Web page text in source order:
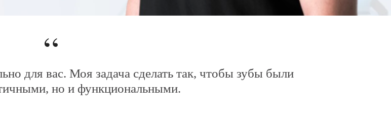
“
для вас. Моя задача сделать так, чтобы зубы были
но и функциональными.